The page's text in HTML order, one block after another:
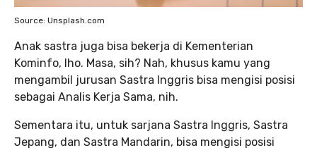
Source: Unsplash.com
Anak sastra juga bisa bekerja di Kementerian
Kominfo, lho. Masa, sih? Nah, khusus kamu yang
mengambil jurusan Sastra Inggris bisa mengisi posisi
sebagai Analis Kerja Sama, nih.
Sementara itu, untuk sarjana Sastra Inggris, Sastra
Jepang, dan Sastra Mandarin, bisa mengisi posisi